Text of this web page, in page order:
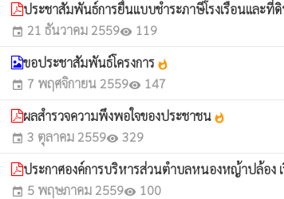
ประชาสัมพันธ์การยื่นแบบชำระภาษีโรงเรือนและ
event 21 ธันวาคม 2559visibility 119
ขอประชาสัมพันธ์โครงการ whatshot
event 7 พฤศจิกายน 2559visibility 147
ผลสำรวจความพึงพอใจของประชาชน whatshot
event 3 ตุลาคม 2559visibility 329
ประกาศองค์การบริหารส่วนตำบลหนองหญ้าปล้อง
event 5 พฤษภาคม 2559visibility 100